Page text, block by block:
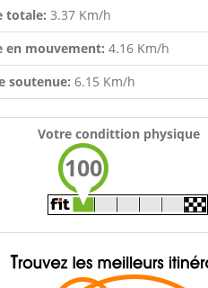
totale: 3.37 Km/h
en mouvement: 4.16 Km/h
soutenue: 6.15 Km/h
Votre condittion physique
100